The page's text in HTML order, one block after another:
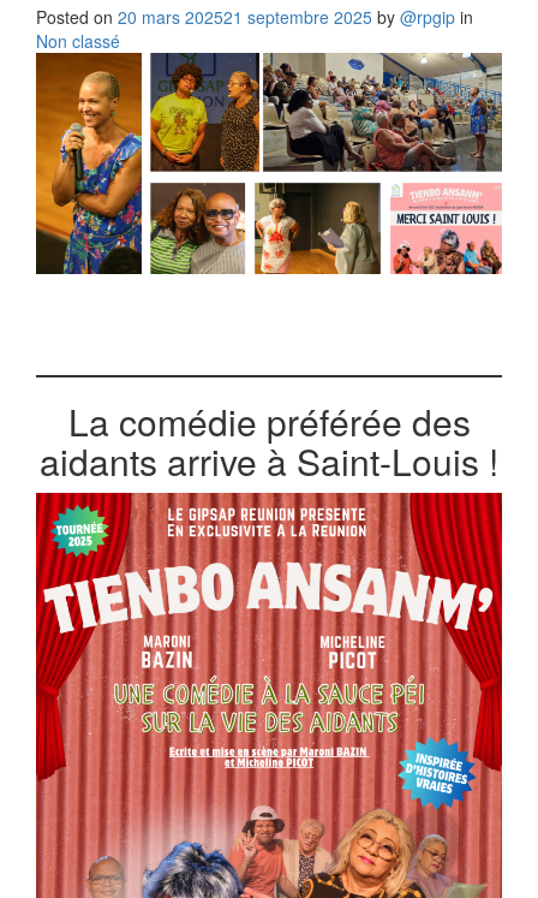
Posted on 20 mars 202521 septembre 2025 by @rpgip in
Non classé
La comédie préférée des
aidants arrive à Saint-Louis !